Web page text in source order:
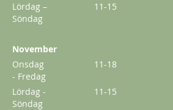
Lördag –
Söndag
11-15
November
Onsdag
- Fredag
11-18
Lördag -
Söndag
11-15